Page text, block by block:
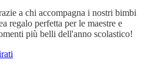
a chi accompagna i nostri bimbi
regalo perfetta per le maestre e
più belli dell'anno scolastico!